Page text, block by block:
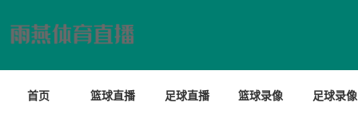
首页 篮球直播 足球直播 篮球录像 足球录像